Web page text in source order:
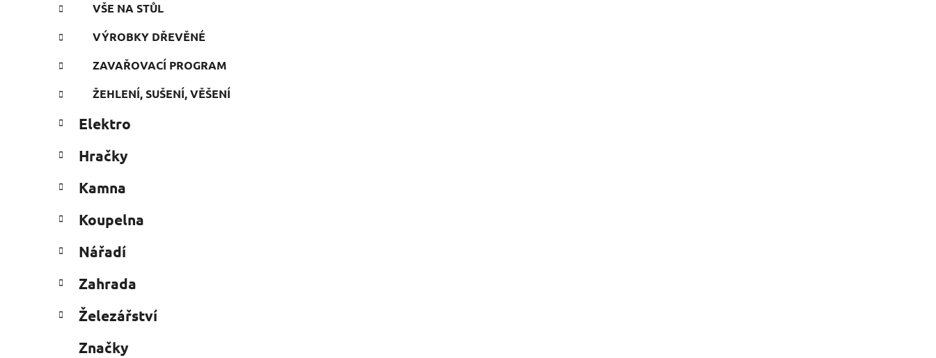
VŠE NA STŮL
VÝROBKY DŘEVĚNÉ
ZAVAŘOVACÍ PROGRAM
ŽEHLENÍ, SUŠENÍ, VĚŠENÍ
Elektro
Hračky
Kamna
Koupelna
Nářadí
Zahrada
Železářství
Značky